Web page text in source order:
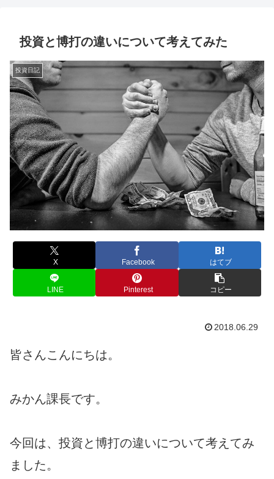
投資と博打の違いについて考えてみた
投資日記
X Facebook はてブ
LINE Pinterest コピー
2018.06.29
皆さんこんにちは。
みかん課長です。
今回は、投資と博打の違いについて考えてみ
ました。